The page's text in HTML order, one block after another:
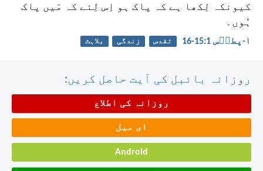
کیونکہ لِکھا ہے کہ پاک ہو اِس لِئے کہ مَیں پاک
ہُوں۔
۱-پطرؔس 1:‏15-‏16 تقدس زندگی بلاہٹ
روزانہ بائبل کی آیت حاصل کریں:
روزانہ کی اطلاع
ای میل
Android